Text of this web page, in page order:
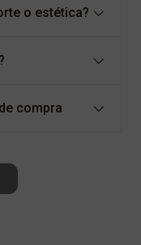
o estética?
compra